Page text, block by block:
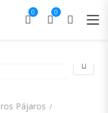
0 0
Pájaros